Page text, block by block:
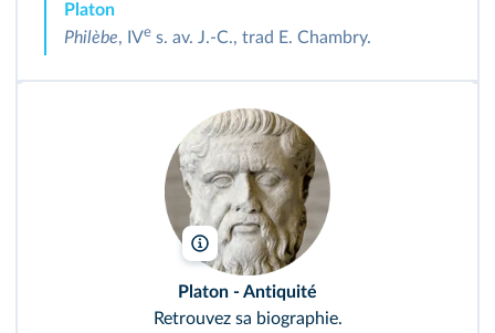
Platon
Philèbe, IVe s. av. J.-C., trad E. Chambry.
Glyptothek/Wikimedia
Platon- Antiquité
Retrouvez sa biographie.